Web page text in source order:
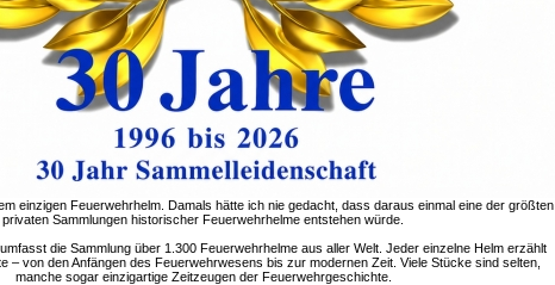
einzigen Feuerwehrhelm. Damals hätte ich nie gedacht, dass daraus einmal eine der größten
privaten Sammlungen historischer Feuerwehrhelme entstehen würde.
die Sammlung über 1.300 Feuerwehrhelme aus aller Welt. Jeder einzelne Helm erzählt
– von den Anfängen des Feuerwehrwesens bis zur modernen Zeit. Viele Stücke sind selten,
manche sogar einzigartige Zeitzeugen der Feuerwehrgeschichte.